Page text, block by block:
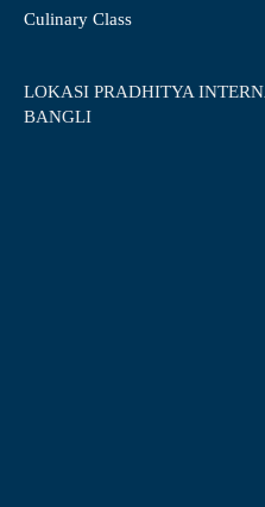
Culinary Class
LOKASI PRADHITYA
BANGLI